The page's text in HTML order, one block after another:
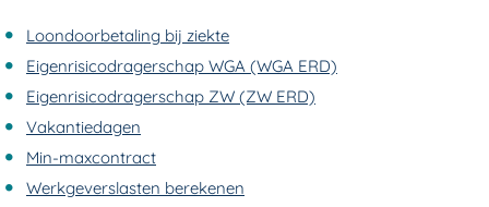
Loondoorbetaling bij ziekte
Eigenrisicodragerschap WGA (WGA ERD)
Eigenrisicodragerschap ZW (ZW ERD)
Vakantiedagen
Min-maxcontract
Werkgeverslasten berekenen